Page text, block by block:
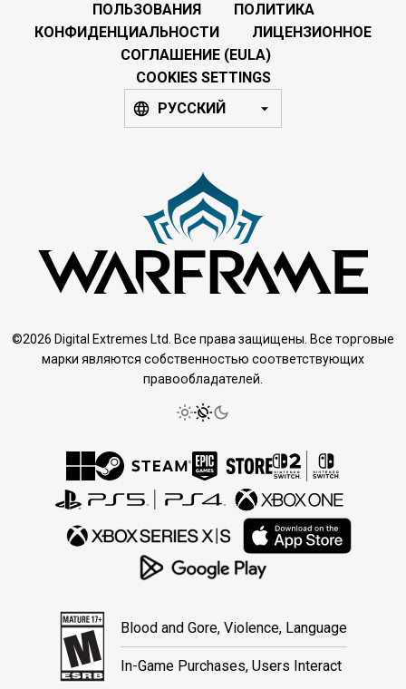
ПОЛЬЗОВАНИЯ
ПОЛИТИКА
КОНФИДЕНЦИАЛЬНОСТИ
ЛИЦЕНЗИОННОЕ
СОГЛАШЕНИЕ (EULA)
COOKIES SETTINGS
РУССКИЙ
©2026 Digital Extremes Ltd. Все права защищены. Все торговые
марки являются собственностью соответствующих
правообладателей.
Blood and Gore, Violence, Language
In-Game Purchases, Users Interact